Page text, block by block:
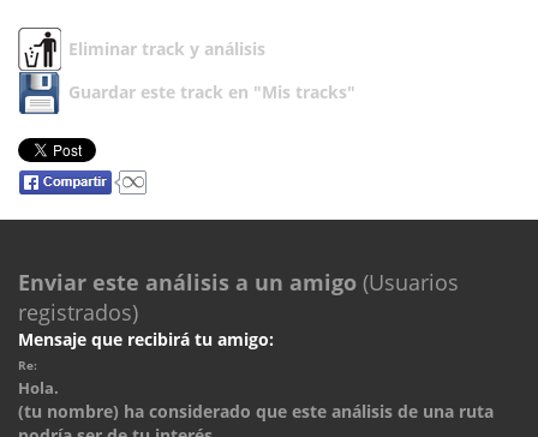
Eliminar track y análisis
Guardar este track en "Mis tracks"
Enviar este análisis a un amigo (Usuarios
registrados)
Mensaje que recibirá tu amigo:
Re:
Hola.
(tu nombre) ha considerado que este análisis de una ruta